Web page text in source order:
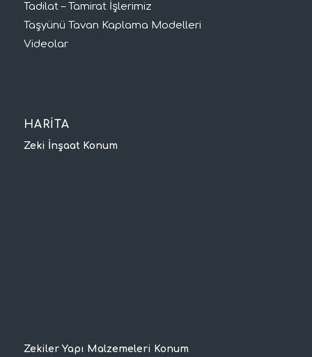
Tadilat – Tamirat İşlerimiz
Taşyünü Tavan Kaplama Modelleri
Videolar
HARİTA
Zeki İnşaat Konum
Zekiler Yapı Malzemeleri Konum